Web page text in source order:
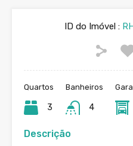
ID do Imóvel :
Quartos
3
Banheiros
4
Descrição